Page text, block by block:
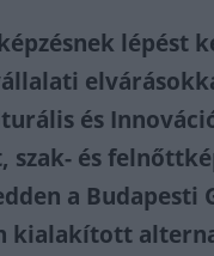
lépést
és
szak- és
a Budapesti
kialakított